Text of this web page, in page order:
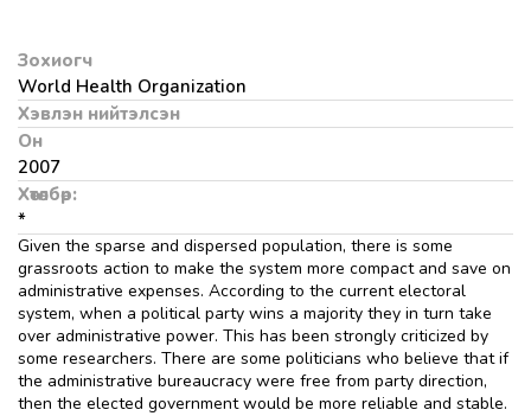
Зохиогч
World Health Organization
Хэвлэн нийтэлсэн
Он
2007
Хөтөлбөр:
*
Given the sparse and dispersed population, there is some
grassroots action to make the system more compact and save on
administrative expenses. According to the current electoral
system, when a political party wins a majority they in turn take
over administrative power. This has been strongly criticized by
some researchers. There are some politicians who believe that if
the administrative bureaucracy were free from party direction,
then the elected government would be more reliable and stable.